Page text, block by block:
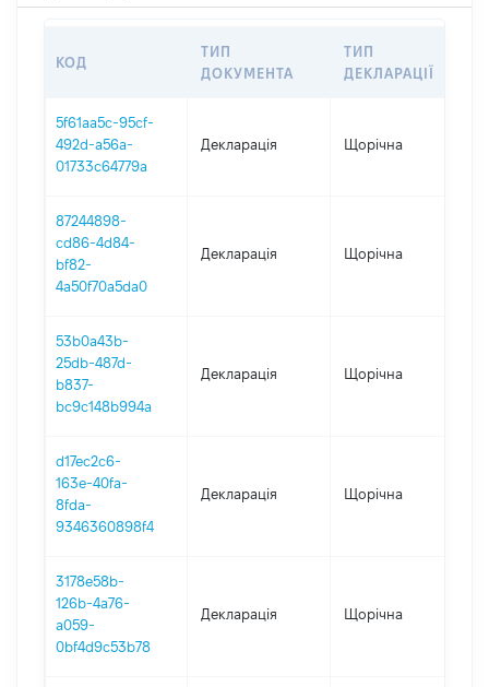
КОД
ТИП
ДОКУМЕНТА
ТИП
ДЕКЛАРАЦІЇ
5f61aa5c-95cf-
492d-a56a-
01733c64779a
Декларація Щорічна
87244898-
cd86-4d84-
bf82-
4a50f70a5da0
Декларація Щорічна
53b0a43b-
25db-487d-
b837-
bc9c148b994a
Декларація Щорічна
d17ec2c6-
163e-40fa-
8fda-
9346360898f4
Декларація Щорічна
3178e58b-
126b-4a76-
a059-
0bf4d9c53b78
Декларація Щорічна